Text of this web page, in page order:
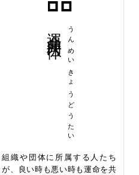
うんめいきょうどうたい
組織や団体に所属する人たち
が、良い時も悪い時も運命を共